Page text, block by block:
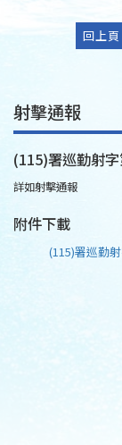
回上頁
射擊通報
(115)署巡勤射
詳如射擊通報
附件下載
(115)署巡勤